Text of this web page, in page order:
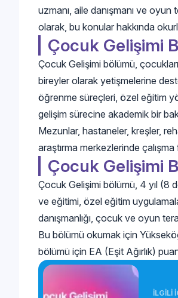
uzmanı, aile danışmanı ve
olarak, bu konular hakkında
Çocuk Gelişimi
Çocuk Gelişimi bölümü,
bireyler olarak yetişmelerine
öğrenme süreçleri, özel eğitim
gelişim sürecine akademik bir
Mezunlar, hastaneler, kreşler,
araştırma merkezlerinde çalışma
Çocuk Gelişimi
Çocuk Gelişimi bölümü, 4 yıl (8
ve eğitimi, özel eğitim
danışmanlığı, çocuk ve oyun
Bu bölümü okumak için
bölümü için EA (Eşit Ağırlık)
İLGİLİ